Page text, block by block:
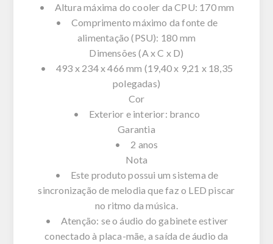
• Altura máxima do cooler da CPU: 170 mm
• Comprimento máximo da fonte de
alimentação (PSU): 180 mm
Dimensões (A x C x D)
• 493 x 234 x 466 mm (19,40 x 9,21 x 18,35
polegadas)
Cor
• Exterior e interior: branco
Garantia
• 2 anos
Nota
• Este produto possui um sistema de
sincronização de melodia que faz o LED piscar
no ritmo da música.
• Atenção: se o áudio do gabinete estiver
conectado à placa-mãe, a saída de áudio da